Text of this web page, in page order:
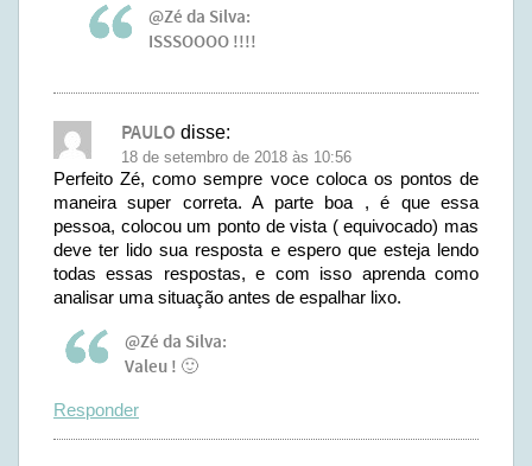
@Zé da Silva:
ISSSOOOO !!!!
PAULO disse:
18 de setembro de 2018 às 10:56
Perfeito Zé, como sempre voce coloca os pontos de
maneira super correta. A parte boa , é que essa
pessoa, colocou um ponto de vista ( equivocado) mas
deve ter lido sua resposta e espero que esteja lendo
todas essas respostas, e com isso aprenda como
analisar uma situação antes de espalhar lixo.
@Zé da Silva:
Valeu ! 🙂
Responder